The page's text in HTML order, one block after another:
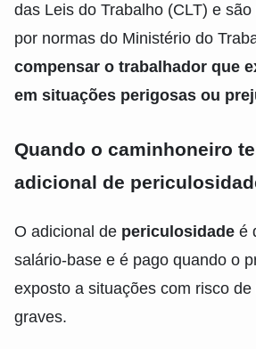
das Leis do Trabalho (CLT) e
por normas do Ministério do
compensar o trabalhador que
em situações perigosas ou
Quando o caminhoneiro
adicional de
O adicional de periculosidade é
salário-base e é pago quando o
exposto a situações com risco
graves.